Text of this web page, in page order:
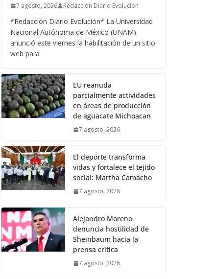
7 agosto, 2026 Redacción Diario Evolucion
*Redacción Diario Evolución* La Universidad
Nacional Autónoma de México (UNAM)
anunció este viernes la habilitación de un sitio
web para
EU reanuda
parcialmente actividades
en áreas de producción
de aguacate Michoacan
7 agosto, 2026
El deporte transforma
vidas y fortalece el tejido
social: Martha Camacho
7 agosto, 2026
Alejandro Moreno
denuncia hostilidad de
Sheinbaum hacia la
prensa crítica
7 agosto, 2026